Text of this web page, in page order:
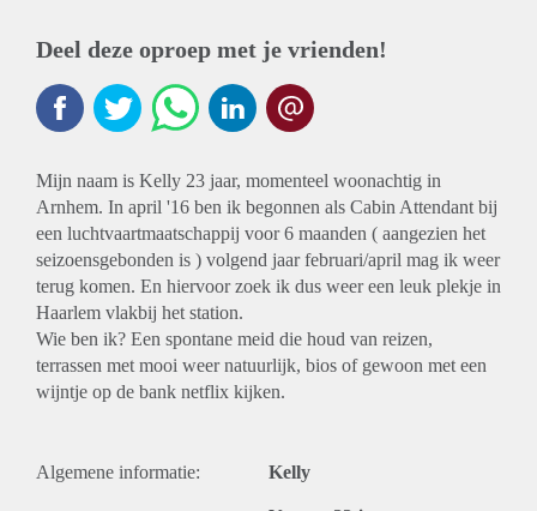
Deel deze oproep met je vrienden!
Mijn naam is Kelly 23 jaar, momenteel woonachtig in
Arnhem. In april '16 ben ik begonnen als Cabin Attendant bij
een luchtvaartmaatschappij voor 6 maanden ( aangezien het
seizoensgebonden is ) volgend jaar februari/april mag ik weer
terug komen. En hiervoor zoek ik dus weer een leuk plekje in
Haarlem vlakbij het station.
Wie ben ik? Een spontane meid die houd van reizen,
terrassen met mooi weer natuurlijk, bios of gewoon met een
wijntje op de bank netflix kijken.
Algemene informatie: Kelly